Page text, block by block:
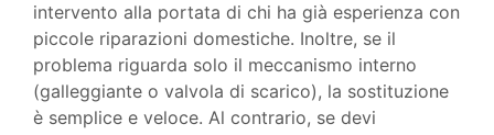
intervento alla portata di chi ha già esperienza con
piccole riparazioni domestiche. Inoltre, se il
problema riguarda solo il meccanismo interno
(galleggiante o valvola di scarico), la sostituzione
è semplice e veloce. Al contrario, se devi